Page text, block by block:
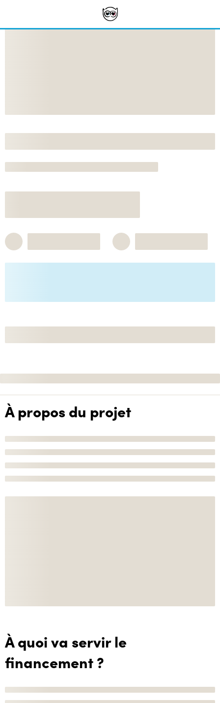
À propos du projet
À quoi va servir le
financement ?